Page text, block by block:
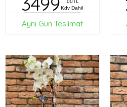
,00TL
Kdv Dahil
Aynı Gün Teslimat